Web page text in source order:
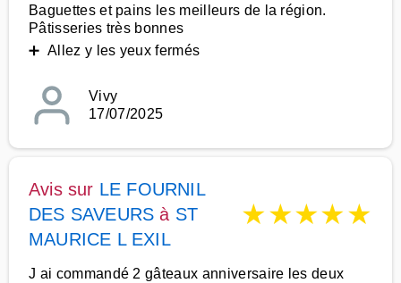
Baguettes et pains les meilleurs de la région.
Pâtisseries très bonnes
➕ Allez y les yeux fermés
Vivy
17/07/2025
Avis sur LE FOURNIL
DES SAVEURS à ST
MAURICE L EXIL
★★★★★
J ai commandé 2 gâteaux anniversaire les deux